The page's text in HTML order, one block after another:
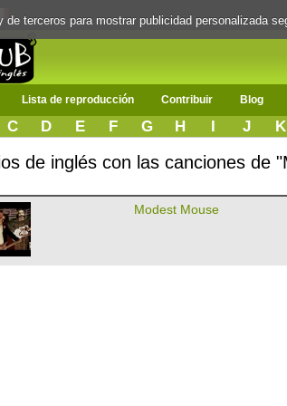
Lista de reproducción Contribuir Blog
C D E F G H I J K
de inglés con las canciones de
Modest Mouse
de terceros para mostrar publicidad personalizada